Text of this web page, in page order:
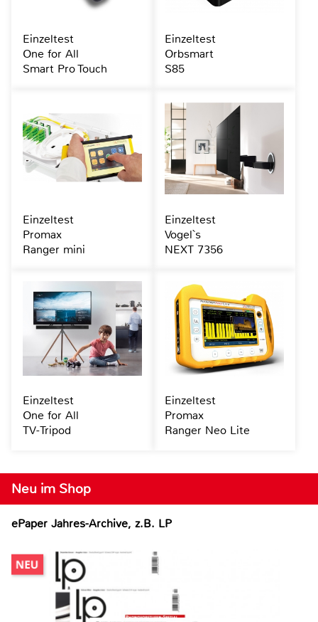
Neu im Shop
ePaper Jahres-Archive, z.B. LP
Einzeltest
One for All
Smart Pro Touch
Einzeltest
Orbsmart
S85
Einzeltest
Promax
Ranger mini
Einzeltest
Vogel`s
NEXT 7356
Einzeltest
One for All
TV-Tripod
Einzeltest
Promax
Ranger Neo Lite